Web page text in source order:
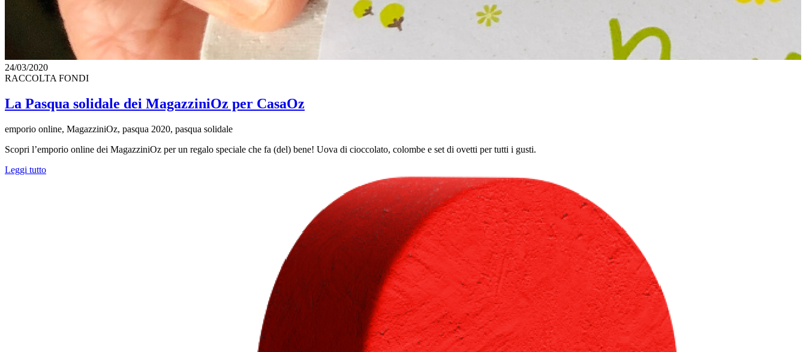
24/03/2020
RACCOLTA FONDI
La Pasqua solidale dei MagazziniOz per CasaOz
emporio online, MagazziniOz, pasqua 2020, pasqua solidale
Scopri l’emporio online dei MagazziniOz per un regalo speciale che fa (del) bene! Uova di cioccolato, colombe e set di ovetti per tutti i gusti.
Leggi tutto